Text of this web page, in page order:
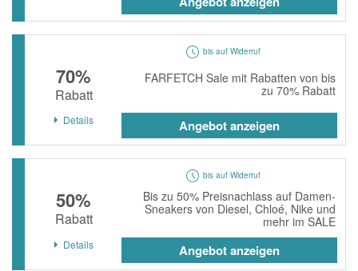
bis auf Widerruf
70%
Rabatt
FARFETCH Sale mit Rabatten von bis
zu 70% Rabatt
Details Angebot anzeigen
bis auf Widerruf
50%
Rabatt
Bis zu 50% Preisnachlass auf Damen-
Sneakers von Diesel, Chloé, Nike und
mehr im SALE
Details Angebot anzeigen